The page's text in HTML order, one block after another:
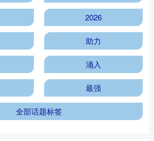
2026
助力
涌入
最强
全部话题标签